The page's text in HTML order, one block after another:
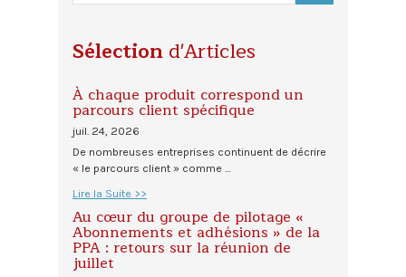
Sélection d'Articles
À chaque produit correspond un
parcours client spécifique
juil. 24, 2026
De nombreuses entreprises continuent de décrire
« le parcours client » comme …
Lire la Suite >>
Au cœur du groupe de pilotage «
Abonnements et adhésions » de la
PPA : retours sur la réunion de
juillet